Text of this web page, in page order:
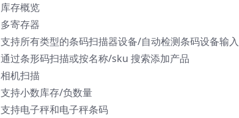
库存概览
多寄存器
支持所有类型的条码扫描器设备/自动检测条码设备输入
通过条形码扫描或按名称/sku 搜索添加产品
相机扫描
支持小数库存/负数量
支持电子秤和电子秤条码